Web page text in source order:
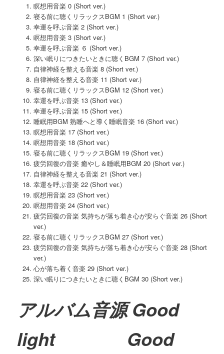
瞑想用音楽 0 (Short ver.)
寝る前に聴くリラックスBGM 1 (Short ver.)
幸運を呼ぶ音楽 2 (Short ver.)
瞑想用音楽 3 (Short ver.)
幸運を呼ぶ音楽 ６ (Short ver.)
深い眠りにつきたいときに聴くBGM 7 (Short ver.)
自律神経を整える音楽 8 (Short ver.)
自律神経を整える音楽 11 (Short ver.)
寝る前に聴くリラックスBGM 12 (Short ver.)
幸運を呼ぶ音楽 13 (Short ver.)
幸運を呼ぶ音楽 15 (Short ver.)
睡眠用BGM 熟睡へと導く睡眠音楽 16 (Short ver.)
瞑想用音楽 17 (Short ver.)
瞑想用音楽 18 (Short ver.)
寝る前に聴くリラックスBGM 19 (Short ver.)
疲労回復の音楽 癒やし＆睡眠用BGM 20 (Short ver.)
自律神経を整える音楽 21 (Short ver.)
幸運を呼ぶ音楽 22 (Short ver.)
瞑想用音楽 23 (Short ver.)
瞑想用音楽 24 (Short ver.)
疲労回復の音楽 気持ちが落ち着き心が安らぐ音楽 26 (Short
ver.)
寝る前に聴くリラックスBGM 27 (Short ver.)
疲労回復の音楽 気持ちが落ち着き心が安らぐ音楽 28 (Short
ver.)
心が落ち着く音楽 29 (Short ver.)
深い眠りにつきたいときに聴くBGM 30 (Short ver.)
アルバム音源 Good
light
Good